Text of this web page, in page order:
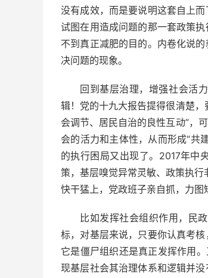
没有成效，而是要说明这套自上
试图在用造成问题的那一套政策
不到真正减肥的目的。内卷化说
决问题的现象。
回到基层治理，增强社会活
辑！党的十九大报告提得很清楚
会调节、居民自治的良性互动”，
会的活力和主体性，从而形成“共
的执行困局又出现了。2017年中
策，基层嗅觉异常灵敏、政策执行
快干猛上，党政班子亲自抓，力图
比如发挥社会组织作用，民
标，对基层来说，只要你认真考
它是僵尸组织还是真正发挥作用
现基层社会其治理体系和逻辑并